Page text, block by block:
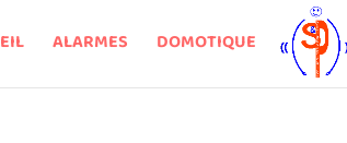
ALARMES DOMOTIQUE